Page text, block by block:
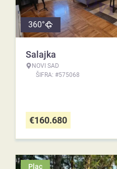
360°
Salajka
NOVI SAD
ŠIFRA: #575068
€160.680
Plac